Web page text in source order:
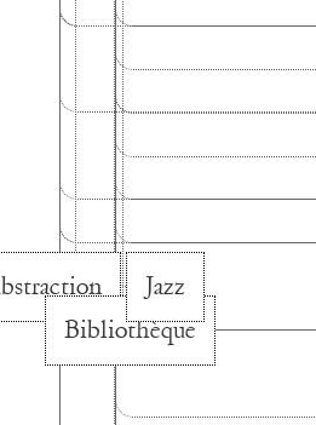
Bibliothèque
Jazz